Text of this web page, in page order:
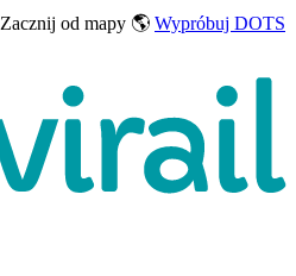
Zacznij od mapy 🌎 Wypróbuj DOTS